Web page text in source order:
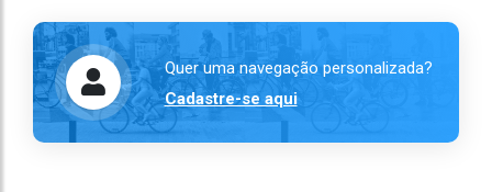
Quer uma navegação personalizada?
Cadastre-se aqui